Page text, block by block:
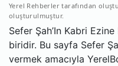
Yerel Rehberler tarafından
oluşturulmuştur.
Sefer Şah’In Kabri
biridir. Bu sayfa Sefer
vermek amacıyla